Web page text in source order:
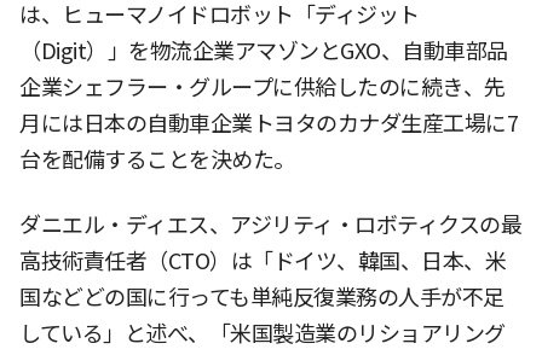
は、ヒューマノイドロボット「ディジット
（Digit）」を物流企業アマゾンとGXO、自動車部品
企業シェフラー・グループに供給したのに続き、先
月には日本の自動車企業トヨタのカナダ生産工場に7
台を配備することを決めた。
ダニエル・ディエス、アジリティ・ロボティクスの最
高技術責任者（CTO）は「ドイツ、韓国、日本、米
国などどの国に行っても単純反復業務の人手が不足
している」と述べ、「米国製造業のリショアリング